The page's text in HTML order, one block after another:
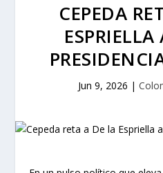
CEPEDA
Jun 9, 2026 |